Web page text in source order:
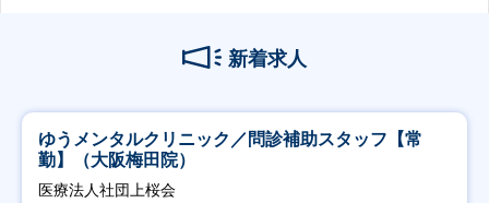
新着求人
ゆうメンタルクリニック／問診補助スタッフ【常
勤】（大阪梅田院）
医療法人社団上桜会